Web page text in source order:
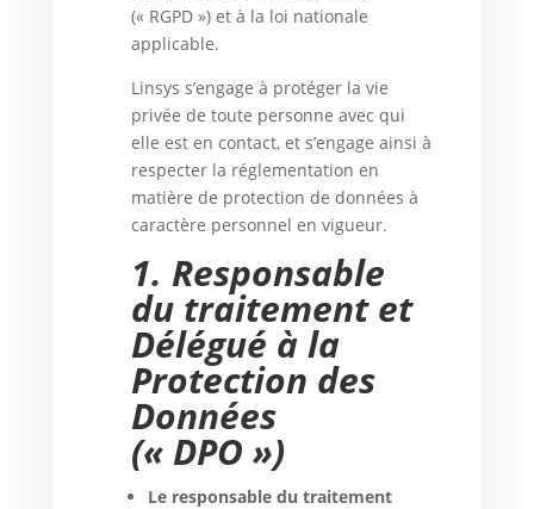
(« RGPD ») et à la loi nationale
applicable.
Linsys s’engage à protéger la vie
privée de toute personne avec qui
elle est en contact, et s’engage ainsi à
respecter la réglementation en
matière de protection de données à
caractère personnel en vigueur.
1. Responsable
du traitement et
Délégué à la
Protection des
Données
(« DPO »)
Le responsable du traitement